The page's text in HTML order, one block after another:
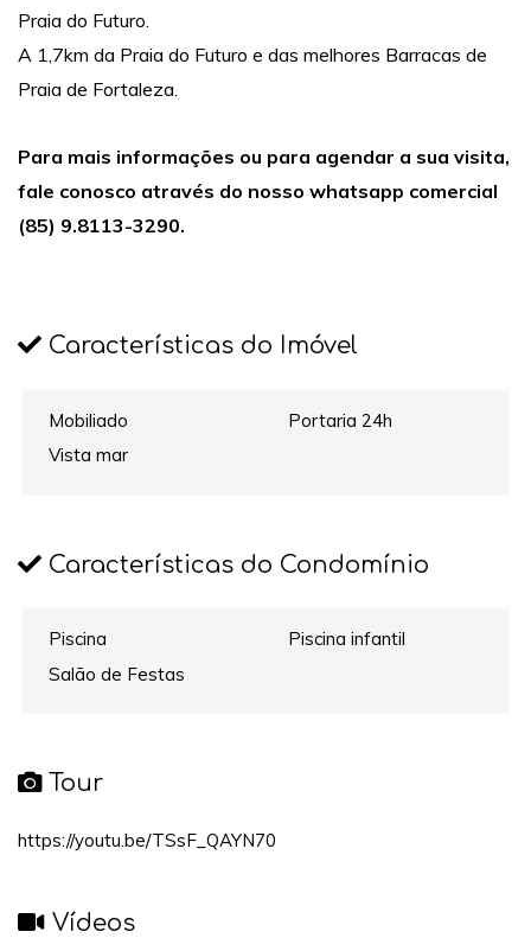
Praia do Futuro.
A 1,7km da Praia do Futuro e das melhores Barracas de
Praia de Fortaleza.
Para mais informações ou para agendar a sua visita,
fale conosco através do nosso whatsapp comercial
(85) 9.8113-3290.
Características do Imóvel
Mobiliado
Portaria 24h
Vista mar
Características do Condomínio
Piscina
Piscina infantil
Salão de Festas
Tour
https://youtu.be/TSsF_QAYN70
Vídeos